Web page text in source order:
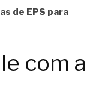
de EPS para
com a